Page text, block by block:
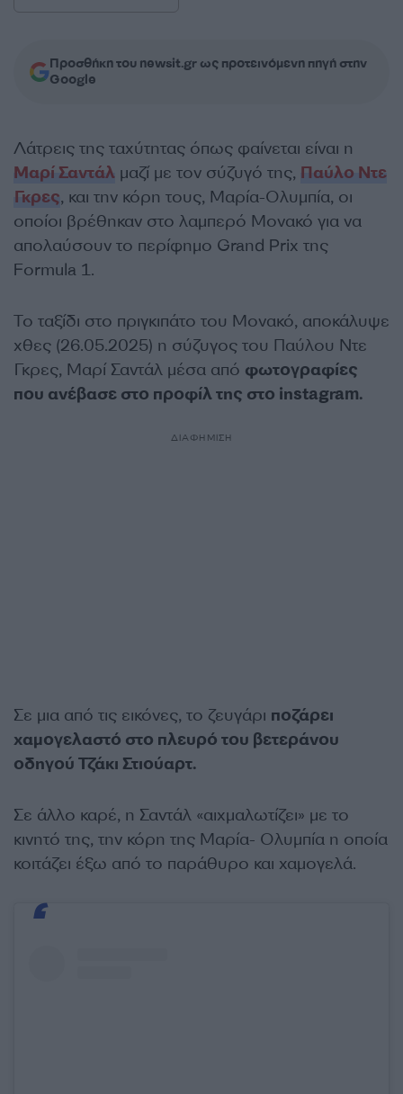
Προσθήκη του newsit.gr ως προτεινόμενη πηγή στην
Google
Λάτρεις της ταχύτητας όπως φαίνεται είναι η
Μαρί Σαντάλ μαζί με τον σύζυγό της, Παύλο Ντε
Γκρες, και την κόρη τους, Μαρία-Ολυμπία, οι
οποίοι βρέθηκαν στο λαμπερό Μονακό για να
απολαύσουν το περίφημο Grand Prix της
Formula 1.
Το ταξίδι στο πριγκιπάτο του Μονακό, αποκάλυψε
χθες (26.05.2025) η σύζυγος του Παύλου Ντε
Γκρες, Μαρί Σαντάλ μέσα από φωτογραφίες
που ανέβασε στο προφίλ της στο instagram.
ΔΙΑΦΗΜΙΣΗ
Σε μια από τις εικόνες, το ζευγάρι ποζάρει
χαμογελαστό στο πλευρό του βετεράνου
οδηγού Τζάκι Στιούαρτ.
Σε άλλο καρέ, η Σαντάλ «αιχμαλωτίζει» με το
κινητό της, την κόρη της Μαρία- Ολυμπία η οποία
κοιτάζει έξω από το παράθυρο και χαμογελά.